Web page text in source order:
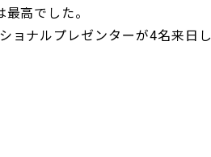
高でした。
ョナルプレゼンターが4名来日し